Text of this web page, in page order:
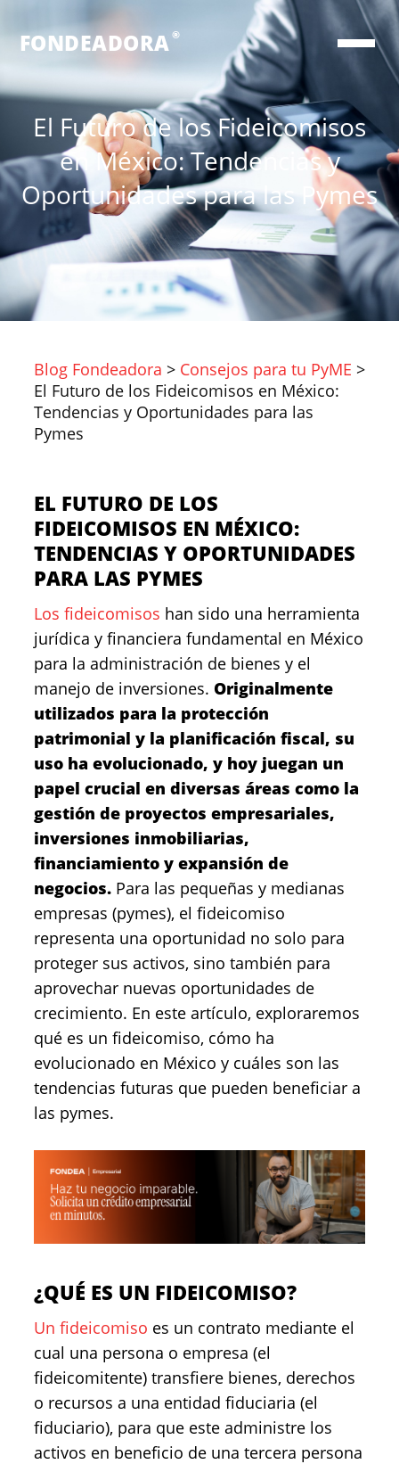
FONDEADORA ®
El Futuro de los Fideicomisos
en México: Tendencias y
Oportunidades para las Pymes
Blog Fondeadora > Consejos para tu PyME >
El Futuro de los Fideicomisos en México:
Tendencias y Oportunidades para las
Pymes
EL FUTURO DE LOS
FIDEICOMISOS EN MÉXICO:
TENDENCIAS Y OPORTUNIDADES
PARA LAS PYMES
Los fideicomisos han sido una herramienta
jurídica y financiera fundamental en México
para la administración de bienes y el
manejo de inversiones. Originalmente
utilizados para la protección
patrimonial y la planificación fiscal, su
uso ha evolucionado, y hoy juegan un
papel crucial en diversas áreas como la
gestión de proyectos empresariales,
inversiones inmobiliarias,
financiamiento y expansión de
negocios. Para las pequeñas y medianas
empresas (pymes), el fideicomiso
representa una oportunidad no solo para
proteger sus activos, sino también para
aprovechar nuevas oportunidades de
crecimiento. En este artículo, exploraremos
qué es un fideicomiso, cómo ha
evolucionado en México y cuáles son las
tendencias futuras que pueden beneficiar a
las pymes.
¿QUÉ ES UN FIDEICOMISO?
Un fideicomiso es un contrato mediante el
cual una persona o empresa (el
fideicomitente) transfiere bienes, derechos
o recursos a una entidad fiduciaria (el
fiduciario), para que este administre los
activos en beneficio de una tercera persona